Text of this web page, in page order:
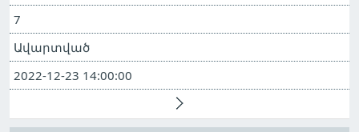
7
Ավարտված
2022-12-23 14:00:00